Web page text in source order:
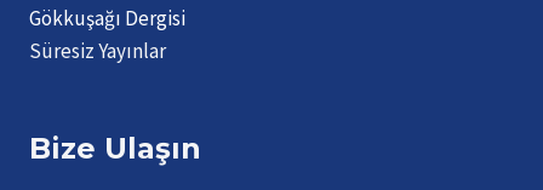
Gökkuşağı Dergisi
Süresiz Yayınlar
Bize Ulaşın